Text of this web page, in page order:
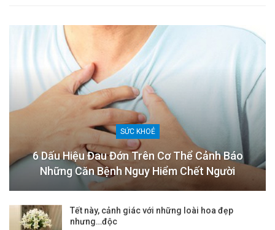
SỨC KHOẺ
6 Dấu Hiệu Đau Đớn Trên Cơ Thể Cảnh Báo
Những Căn Bệnh Nguy Hiểm Chết Người
Tết này, cảnh giác với những loài hoa đẹp
nhưng…độc